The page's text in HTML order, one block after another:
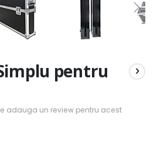
pentru
adauga un review pentru acest